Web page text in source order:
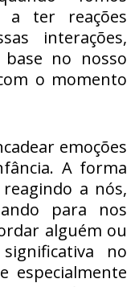
a ter reações
interações,
base no nosso
o momento
emoções
A forma
a nós,
para nos
alguém ou
no
especialmente